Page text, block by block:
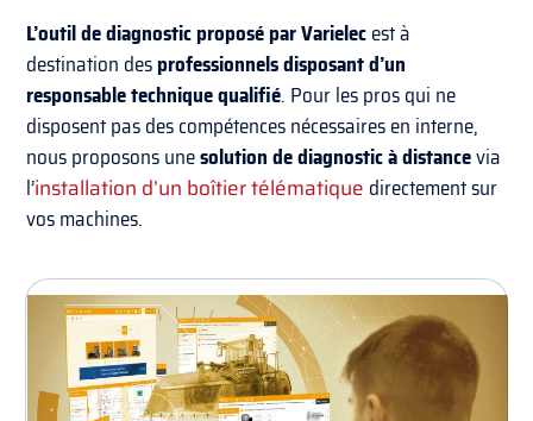
L’outil de diagnostic proposé par Varielecest à
destination desprofessionnels disposant d’un
responsable technique qualifié. Pour les pros qui ne
disposent pas des compétences nécessaires en interne,
nous proposons unesolution de diagnostic à distancevia
l’installation d’un boîtier télématique directement sur
vos machines.